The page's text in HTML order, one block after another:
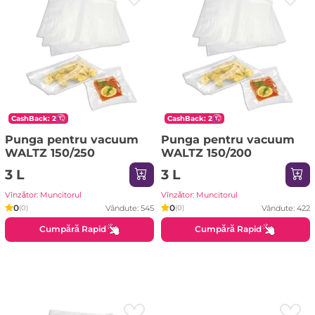
CashBack: 2
Punga pentru vacuum
WALTZ 150/250
3 L
Vînzător: Muncitorul
0(0) Vândute: 545
Cumpără Rapid
CashBack: 2
Punga pentru vacuum
WALTZ 150/200
3 L
Vînzător: Muncitorul
0(0) Vândute: 422
Cumpără Rapid